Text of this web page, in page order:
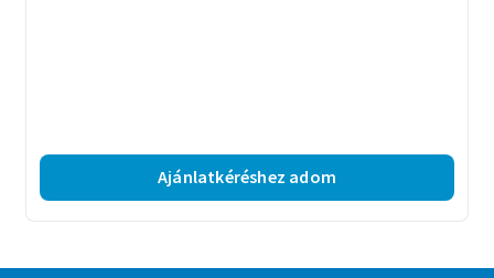
Ajánlatkéréshez adom